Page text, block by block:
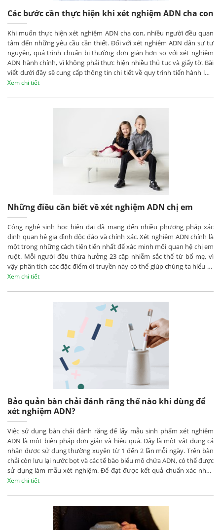
Các bước cần thực hiện khi xét nghiệm ADN cha con
Khi muốn thực hiện xét nghiệm ADN cha con, nhiều người đều quan
tâm đến những yêu cầu cần thiết. Đối với xét nghiệm ADN dân sự tự
nguyện, quá trình chuẩn bị thường đơn giản hơn so với xét nghiệm
ADN hành chính, vì không phải thực hiện nhiều thủ tục và giấy tờ. Bài
viết dưới đây sẽ cung cấp thông tin chi tiết về quy trình tiến hành loại
xét nghiệm ADN quan trọng này, hãy cùng tìm hiểu bạn nhé!
Xem chi tiết
Những điều cần biết về xét nghiệm ADN chị em
Công nghệ sinh học hiện đại đã mang đến nhiều phương pháp xác
định quan hệ gia đình độc đáo và chính xác. Xét nghiệm ADN chính là
một trong những cách tiên tiến nhất để xác minh mối quan hệ chị em
ruột. Mỗi người đều thừa hưởng 23 cặp nhiễm sắc thể từ bố mẹ, vì
vậy phân tích các đặc điểm di truyền này có thể giúp chúng ta hiểu rõ
hơn về mối liên kết huyết thống giữa các thành viên trong gia đình.
Xem chi tiết
Bảo quản bàn chải đánh răng thế nào khi dùng để
xét nghiệm ADN?
Việc sử dụng bàn chải đánh răng để lấy mẫu sinh phẩm xét nghiệm
ADN là một biện pháp đơn giản và hiệu quả. Đây là một vật dụng cá
nhân được sử dụng thường xuyên từ 1 đến 2 lần mỗi ngày. Trên bàn
chải còn lưu lại nước bọt và các tế bào biểu mô chứa ADN, có thể được
sử dụng làm mẫu xét nghiệm. Để đạt được kết quả chuẩn xác nhất,
bạn cần phải bảo quản chúng đúng cách theo khuyến nghị.
Xem chi tiết